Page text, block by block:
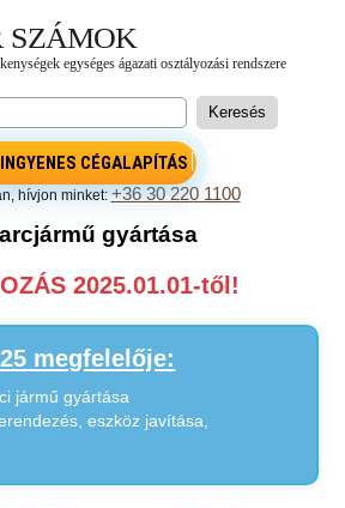
INGYENES CÉGALAPÍTÁS
hívjon minket:+36 30 220 1100
gyártása
2025.01.01-től!
megfelelője:
jármű gyártása
eszköz javítása,